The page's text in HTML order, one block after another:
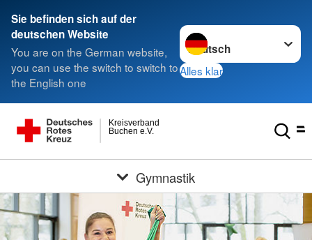
Sie befinden sich auf der
deutschen Website
You are on the German website,
you can use the switch to switch to
the English one
Sprache wechseln zu
Alles klar
Buchen e.V.
Kreisverband
Gymnastik